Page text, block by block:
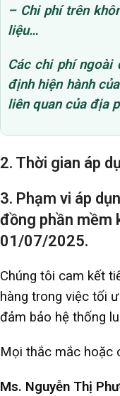
– Chi phí trên
liệu…
Các chi phí ngoài
định hiện hành
liên quan của địa
2. Thời gian áp
3. Phạm vi áp
đồng phần mềm
01/07/2025.
Chúng tôi cam kết
hàng trong việc tối
đảm bảo hệ thống
Mọi thắc mắc hoặc
Ms. Nguyễn Thị